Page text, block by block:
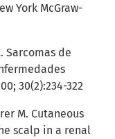
York McGraw-
Sarcomas de
30(2):234-322
M. Cutaneous
scalp in a renal